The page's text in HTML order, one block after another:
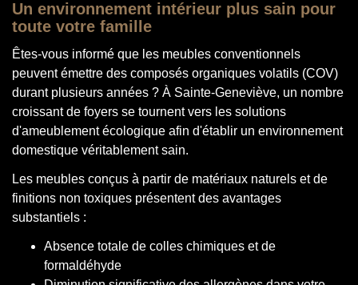
Un environnement intérieur plus sain pour
toute votre famille
Êtes-vous informé que les meubles conventionnels
peuvent émettre des composés organiques volatils (COV)
durant plusieurs années ? À Sainte-Geneviève, un nombre
croissant de foyers se tournent vers les solutions
d'ameublement écologique afin d'établir un environnement
domestique véritablement sain.
Les meubles conçus à partir de matériaux naturels et de
finitions non toxiques présentent des avantages
substantiels :
Absence totale de colles chimiques et de
formaldéhyde